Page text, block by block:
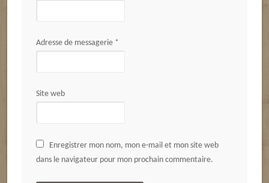
Adresse de messagerie *
Site web
Enregistrer mon nom, mon e-mail et mon site web
dans le navigateur pour mon prochain commentaire.